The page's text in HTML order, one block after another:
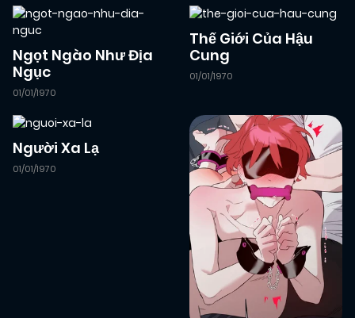
Ngọt Ngào Như Địa
Ngục
01/01/1970
Thế Giới Của Hậu
Cung
01/01/1970
Người Xa Lạ
01/01/1970